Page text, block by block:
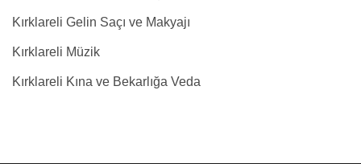
Kırklareli Gelin Saçı ve Makyajı
Kırklareli Müzik
Kırklareli Kına ve Bekarlığa Veda